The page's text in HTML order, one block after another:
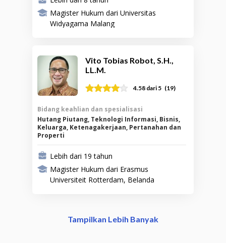
Magister Hukum dari Universitas
Widyagama Malang
Vito Tobias Robot, S.H.,
LL.M.
4.58 dari 5 (19)
Bidang keahlian dan spesialisasi
Hutang Piutang, Teknologi Informasi, Bisnis,
Keluarga, Ketenagakerjaan, Pertanahan dan
Properti
Lebih dari 19 tahun
Magister Hukum dari Erasmus
Universiteit Rotterdam, Belanda
Tampilkan Lebih Banyak